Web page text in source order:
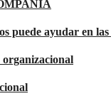
ayudar en las
organizacional